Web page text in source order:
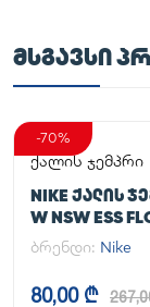
ᲛᲡᲒᲐᲕᲡᲘ
-70%
ქალის ჯემპრი
NIKE ᲥᲐᲚᲘᲡ
W NSW ESS
HOODIE CLCTN
ბრენდი: Nike
80,00 ₾